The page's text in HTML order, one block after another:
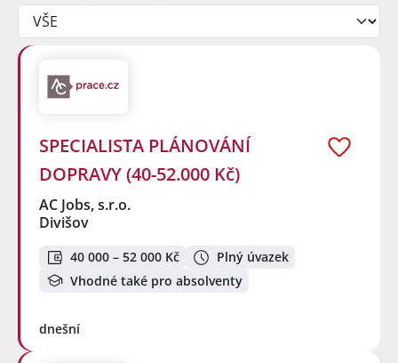
SPECIALISTA PLÁNOVÁNÍ
DOPRAVY (40-52.000 Kč)
AC Jobs, s.r.o.
Divišov
40 000 – 52 000 Kč
Plný úvazek
Vhodné také pro absolventy
dnešní